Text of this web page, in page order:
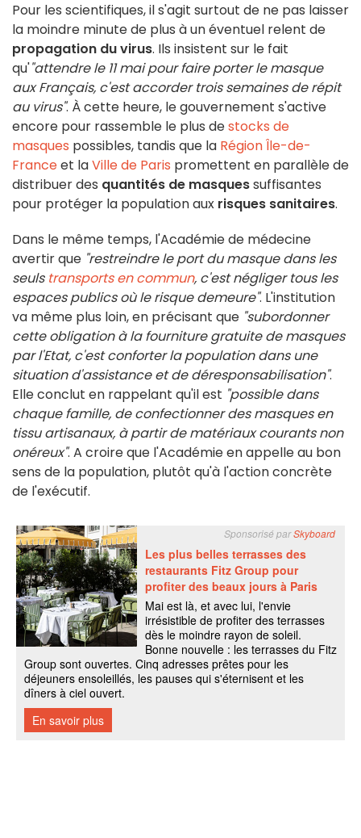
Pour les scientifiques, il s'agit surtout de ne pas laisser
la moindre minute de plus à un éventuel relent de
propagation du virus. Ils insistent sur le fait
qu'"attendre le 11 mai pour faire porter le masque
aux Français, c'est accorder trois semaines de répit
au virus". À cette heure, le gouvernement s'active
encore pour rassemble le plus destocks de
masques possibles, tandis que la Région Île-de-
Franceet laVille de Paris promettent en parallèle de
distribuer des quantités de masquessuffisantes
pour protéger la population aux risques sanitaires.
Dans le même temps, l'Académie de médecine
avertir que "restreindre le port du masque dans les
seuls transports en commun, c'est négliger tous les
espaces publics où le risque demeure". L'institution
va même plus loin, en précisant que "subordonner
cette obligation à la fourniture gratuite de masques
par l'Etat, c'est conforter la population dans une
situation d'assistance et de déresponsabilisation".
Elle conclut en rappelant qu'il est "possible dans
chaque famille, de confectionner des masques en
tissu artisanaux, à partir de matériaux courants non
onéreux". A croire que l'Académie en appelle au bon
sens de la population, plutôt qu'à l'action concrète
de l'exécutif.